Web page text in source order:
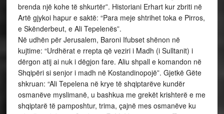
brenda një kohe të shkurtër”. Historiani Erhart kur zbriti në
Artë gjykoi hapur e saktë: “Para meje shtrihet toka e Pirros,
e Skënderbeut, e Ali Tepelenës”.
Në udhën për Jerusalem, Baroni Ifubset shënon në
kujtime: “Urdhërat e rrepta që veziri i Madh (i Sulltanit) i
dërgon atij ai nuk i dëgjon fare. Aliu shpall e komandon në
Shqipëri si senjor i madh në Kostandinopojë”. Gjetkë Gëte
shkruan: “Ali Tepelena në krye të shqiptarëve kundër
osmanëve myslimanë, u bashkua me grekët krishterë e me
shqiptarë të pamposhtur, trima, çajnë mes osmanëve ku